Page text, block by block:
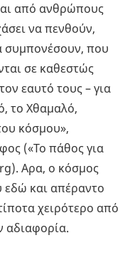
από ανθρώπους
να πενθούν,
συμπονέσουν, που
σε καθεστώς
εαυτό τους – για
το Χθαμαλό,
κόσμου»,
(«Το πάθος για
Αρα, ο κόσμος
εδώ και απέραντο
χειρότερο από
αδιαφορία.